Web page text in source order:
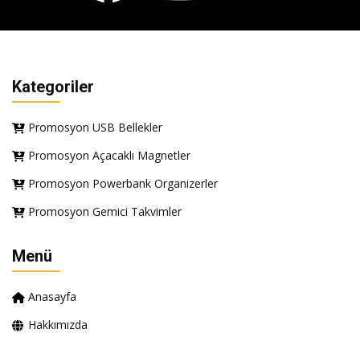
Kategoriler
Promosyon USB Bellekler
Promosyon Açacaklı Magnetler
Promosyon Powerbank Organizerler
Promosyon Gemici Takvimler
Menü
Anasayfa
Hakkımızda